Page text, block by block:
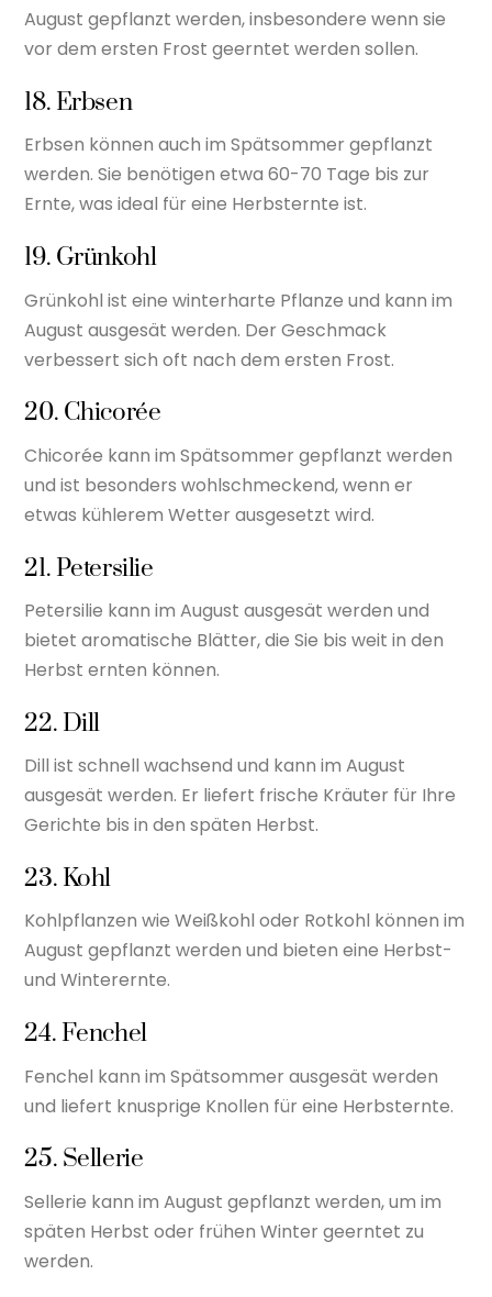
August gepflanzt werden, insbesondere wenn sie
vor dem ersten Frost geerntet werden sollen.
18. Erbsen
Erbsen können auch im Spätsommer gepflanzt
werden. Sie benötigen etwa 60-70 Tage bis zur
Ernte, was ideal für eine Herbsternte ist.
19. Grünkohl
Grünkohl ist eine winterharte Pflanze und kann im
August ausgesät werden. Der Geschmack
verbessert sich oft nach dem ersten Frost.
20. Chicorée
Chicorée kann im Spätsommer gepflanzt werden
und ist besonders wohlschmeckend, wenn er
etwas kühlerem Wetter ausgesetzt wird.
21. Petersilie
Petersilie kann im August ausgesät werden und
bietet aromatische Blätter, die Sie bis weit in den
Herbst ernten können.
22. Dill
Dill ist schnell wachsend und kann im August
ausgesät werden. Er liefert frische Kräuter für Ihre
Gerichte bis in den späten Herbst.
23. Kohl
Kohlpflanzen wie Weißkohl oder Rotkohl können im
August gepflanzt werden und bieten eine Herbst-
und Winterernte.
24. Fenchel
Fenchel kann im Spätsommer ausgesät werden
und liefert knusprige Knollen für eine Herbsternte.
25. Sellerie
Sellerie kann im August gepflanzt werden, um im
späten Herbst oder frühen Winter geerntet zu
werden.